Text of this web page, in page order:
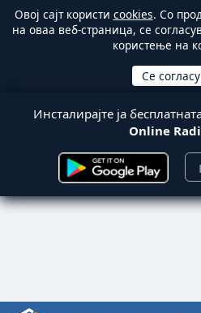
Овој сајт користи cookies. Со
на оваа веб-страница, се
користење на
Инсталирајте ја
Online